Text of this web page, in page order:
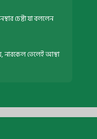
চেষ্টা যা বললেন
নারকেল তেলেই আস্থা